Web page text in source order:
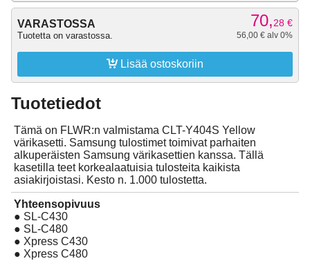
VARASTOSSA
Tuotetta on varastossa.
70,28 €
56,00 € alv 0%
 Lisää ostoskoriin
Tuotetiedot
Tämä on FLWR:n valmistama CLT-Y404S Yellow
värikasetti. Samsung tulostimet toimivat parhaiten
alkuperäisten Samsung värikasettien kanssa. Tällä
kasetilla teet korkealaatuisia tulosteita kaikista
asiakirjoistasi. Kesto n. 1.000 tulostetta.
Yhteensopivuus
● SL-C430
● SL-C480
● Xpress C430
● Xpress C480